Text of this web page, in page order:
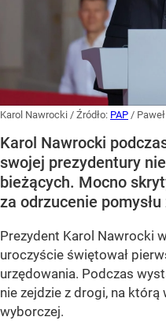
Karol Nawrocki / Źródło: PAP /
Karol Nawrocki
swojej prezydentury
bieżących. Mocno
za odrzucenie
Prezydent Karol Nawrocki
uroczyście świętował
urzędowania. Podczas
nie zejdzie z drogi, na
wyborczej.